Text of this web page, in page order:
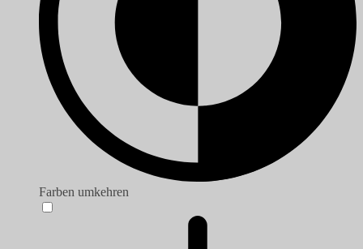
Farben umkehren